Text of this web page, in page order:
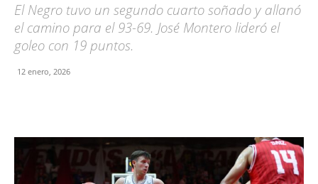
El Negro tuvo un segundo cuarto soñado y allanó
el camino para el 93-69. José Montero lideró el
goleo con 19 puntos.
12 enero, 2026